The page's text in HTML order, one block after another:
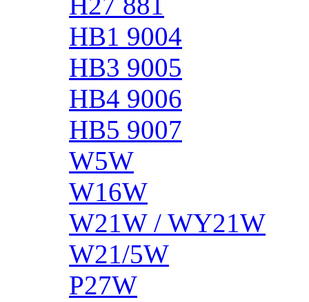
HB1 9004
HB3 9005
HB4 9006
HB5 9007
W5W
W16W
W21W / WY21W
W21/5W
P27W